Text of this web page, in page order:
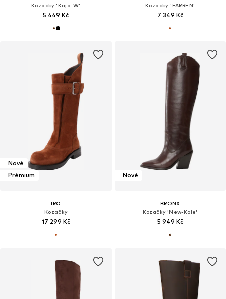
Kozačky 'Kaja-W'
5 449 Kč
Kozačky 'FARREN'
7 349 Kč
Nové
Prémium
IRO
Kozačky
17 299 Kč
Nové
BRONX
Kozačky 'New-Kole'
5 949 Kč